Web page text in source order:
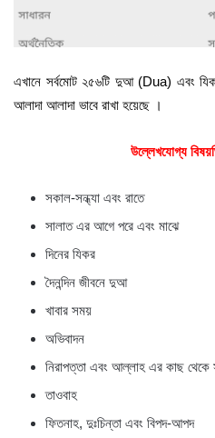
এখানে সর্বমোট ২৫৬টি দুআ (Dua) এবং
আলাদা আলাদা ভাবে রাখা হয়েছে ।
উল্লেখযোগ্য
সকাল-সন্ধ্যা এবং রাতে
সালাত এর আগে পরে এবং মাঝে
দিনের যিকর
দৈনন্দিন জীবনে দুআ
খাবার সময়
অভিবাদন
নিরাপত্তা এবং আল্লাহ এর কাছ থেকে
তাওবাহ
ফিতনাহ, দুঃচিন্তা এবং বিপদ-আপদ